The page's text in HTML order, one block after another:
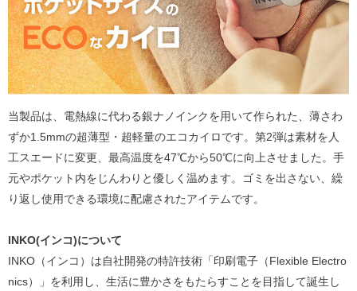
当製品は、電熱線に代わる銀ナノインクを用いて作られた、薄さわ
ずか1.5mmの超薄型・超軽量のエコカイロです。第2弾は素材を人
工スエードに変更、最高温度を47℃から50℃に向上させました。手
元やポケット内をじんわりと優しく温めます。ゴミを出さない、繰
り返し使用できる環境に配慮されたアイテムです。
INKO(インコ)について
INKO（インコ）は自社開発の特許技術「印刷電子（Flexible Electro
nics）」を利用し、生活に豊かさをもたらすことを目指して誕生し